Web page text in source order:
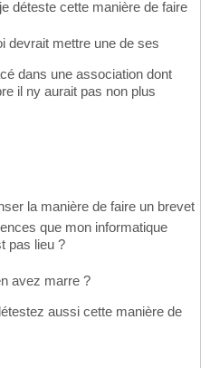
déteste cette manière de faire
devrait mettre une de ses
dans une association dont
il ny aurait pas non plus
la manière de faire un brevet
que mon informatique
pas lieu ?
avez marre ?
aussi cette manière de